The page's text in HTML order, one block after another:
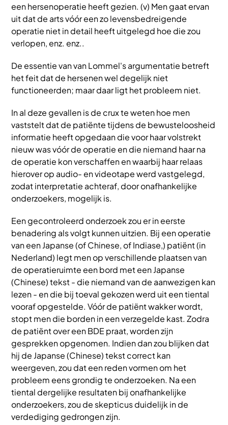
een hersenoperatie heeft gezien. (v) Men gaat ervan
uit dat de arts vóór een zo levensbedreigende
operatie niet in detail heeft uitgelegd hoe die zou
verlopen, enz. enz..
De essentie van van Lommel's argumentatie betreft
het feit dat de hersenen wel degelijk niet
functioneerden; maar daar ligt het probleem niet.
In al deze gevallen is de crux te weten hoe men
vaststelt dat de patiënte tijdens de bewusteloosheid
informatie heeft opgedaan die voor haar volstrekt
nieuw was vóór de operatie en die niemand haar na
de operatie kon verschaffen en waarbij haar relaas
hierover op audio- en videotape werd vastgelegd,
zodat interpretatie achteraf, door onafhankelijke
onderzoekers, mogelijk is.
Een gecontroleerd onderzoek zou er in eerste
benadering als volgt kunnen uitzien. Bij een operatie
van een Japanse (of Chinese, of Indiase,) patiënt (in
Nederland) legt men op verschillende plaatsen van
de operatieruimte een bord met een Japanse
(Chinese) tekst - die niemand van de aanwezigen kan
lezen - en die bij toeval gekozen werd uit een tiental
vooraf opgestelde. Vóór de patiënt wakker wordt,
stopt men die borden in een verzegelde kast. Zodra
de patiënt over een BDE praat, worden zijn
gesprekken opgenomen. Indien dan zou blijken dat
hij de Japanse (Chinese) tekst correct kan
weergeven, zou dat een reden vormen om het
probleem eens grondig te onderzoeken. Na een
tiental dergelijke resultaten bij onafhankelijke
onderzoekers, zou de skepticus duidelijk in de
verdediging gedrongen zijn.